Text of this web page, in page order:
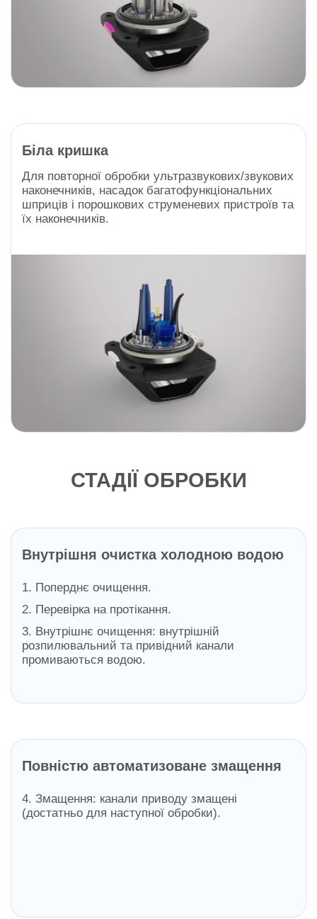
Біла кришка
Для повторної обробки ультразвукових/звукових
наконечників, насадок багатофункціональних
шприців і порошкових струменевих пристроїв та
їх наконечників.
СТАДІЇ ОБРОБКИ
Внутрішня очистка холодною водою
1. Поперднє очищення.
2. Перевірка на протікання.
3. Внутрішнє очищення: внутрішній
розпилювальний та привідний канали
промиваються водою.
Повністю автоматизоване змащення
4. Змащення: канали приводу змащені
(достатньо для наступної обробки).